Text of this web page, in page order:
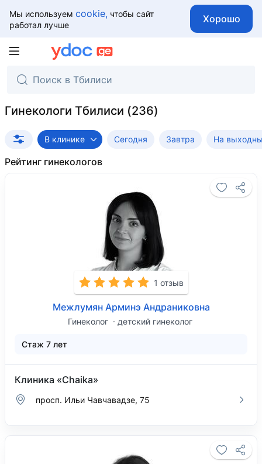
Мы используем cookie, чтобы сайт
работал лучше
Хорошо
Гинекологи Тбилиси
В клинике Сегодня Завтра На
Рейтинг гинекологов
1 отзыв
Межлумян Арминэ Андраниковна
Гинеколог детский гинеколог
Стаж 7 лет
Клиника «Chaika»
просп. Ильи Чавчавадзе, 75